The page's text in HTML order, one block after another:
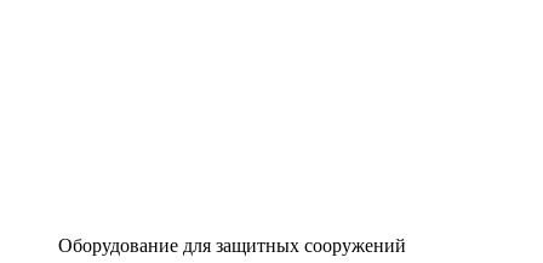
Оборудование для защитных сооружений